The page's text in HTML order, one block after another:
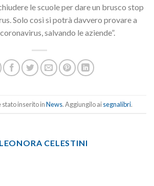
le scuole per dare un brusco stop
Solo così si potrà davvero provare a
salvando le aziende”.
stato inserito inNews. Aggiungilo aisegnalibri.
CELESTINI